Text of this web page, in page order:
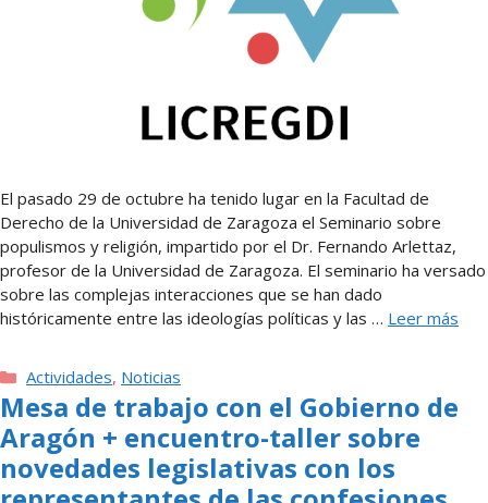
El pasado 29 de octubre ha tenido lugar en la Facultad de
Derecho de la Universidad de Zaragoza el Seminario sobre
populismos y religión, impartido por el Dr. Fernando Arlettaz,
profesor de la Universidad de Zaragoza. El seminario ha versado
sobre las complejas interacciones que se han dado
históricamente entre las ideologías políticas y las … Leer más
Categorías
Actividades, Noticias
Mesa de trabajo con el Gobierno de
Aragón + encuentro-taller sobre
novedades legislativas con los